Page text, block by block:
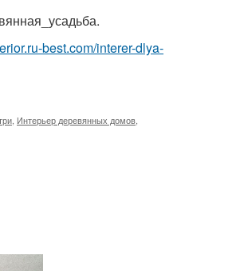
best.com/interer-dlya-
Интерьер деревянных домов